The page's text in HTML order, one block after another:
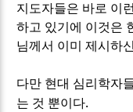
지도자들은 바로 이
하고 있기에 이것은
님께서 이미 제시하
다만 현대 심리학자
는 것 뿐이다.